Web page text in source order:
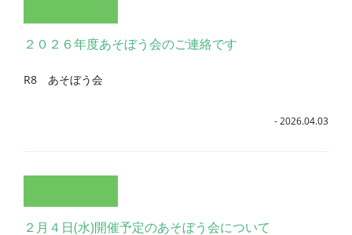
２０２６年度あそぼう会のご連絡です
R8 あそぼう会
- 2026.04.03
２月４日(水)開催予定のあそぼう会について